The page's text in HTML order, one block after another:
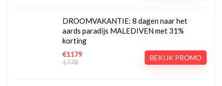
DROOMVAKANTIE: 8 dagen naar het
aards paradijs MALEDIVEN met 31%
korting
€1179
1778
BEKIJK PROMO